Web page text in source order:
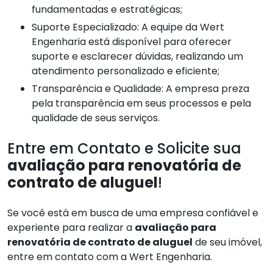
fundamentadas e estratégicas;
Suporte Especializado: A equipe da Wert
Engenharia está disponível para oferecer
suporte e esclarecer dúvidas, realizando um
atendimento personalizado e eficiente;
Transparência e Qualidade: A empresa preza
pela transparência em seus processos e pela
qualidade de seus serviços.
Entre em Contato e Solicite sua
avaliação para renovatória de
contrato de aluguel!
Se você está em busca de uma empresa confiável e
experiente para realizar a avaliação para
renovatória de contrato de aluguel de seu imóvel,
entre em contato com a Wert Engenharia.